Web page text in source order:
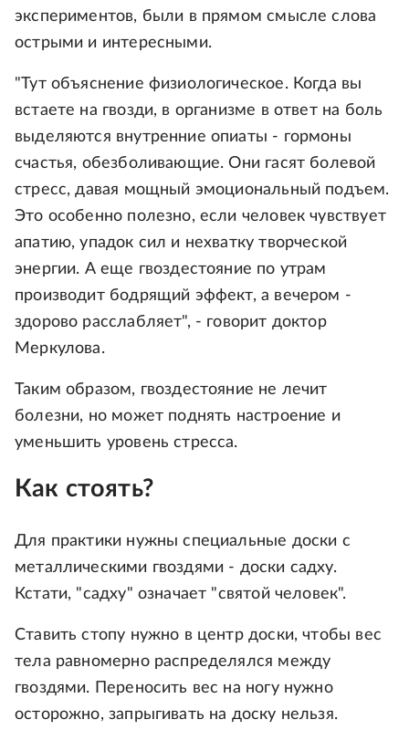
экспериментов, были в прямом смысле слова
острыми и интересными.
"Тут объяснение физиологическое. Когда вы
встаете на гвозди, в организме в ответ на боль
выделяются внутренние опиаты - гормоны
счастья, обезболивающие. Они гасят болевой
стресс, давая мощный эмоциональный подъем.
Это особенно полезно, если человек чувствует
апатию, упадок сил и нехватку творческой
энергии. А еще гвоздестояние по утрам
производит бодрящий эффект, а вечером -
здорово расслабляет", - говорит доктор
Меркулова.
Таким образом, гвоздестояние не лечит
болезни, но может поднять настроение и
уменьшить уровень стресса.
Как стоять?
Для практики нужны специальные доски с
металлическими гвоздями - доски садху.
Кстати, "садху" означает "святой человек".
Ставить стопу нужно в центр доски, чтобы вес
тела равномерно распределялся между
гвоздями. Переносить вес на ногу нужно
осторожно, запрыгивать на доску нельзя.